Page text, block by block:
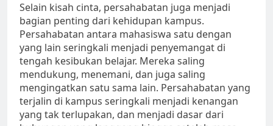
Selain kisah cinta, persahabatan juga menjadi
bagian penting dari kehidupan kampus.
Persahabatan antara mahasiswa satu dengan
yang lain seringkali menjadi penyemangat di
tengah kesibukan belajar. Mereka saling
mendukung, menemani, dan juga saling
mengingatkan satu sama lain. Persahabatan yang
terjalin di kampus seringkali menjadi kenangan
yang tak terlupakan, dan menjadi dasar dari